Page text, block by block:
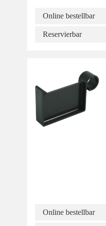
Online bestellbar
Reservierbar
Online bestellbar